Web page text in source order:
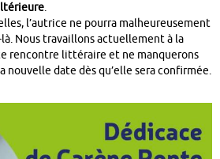
.
l’autrice ne pourra malheureusement
Nous travaillons actuellement à la
rencontre littéraire et ne manquerons
nouvelle date dès qu’elle sera confirmée.